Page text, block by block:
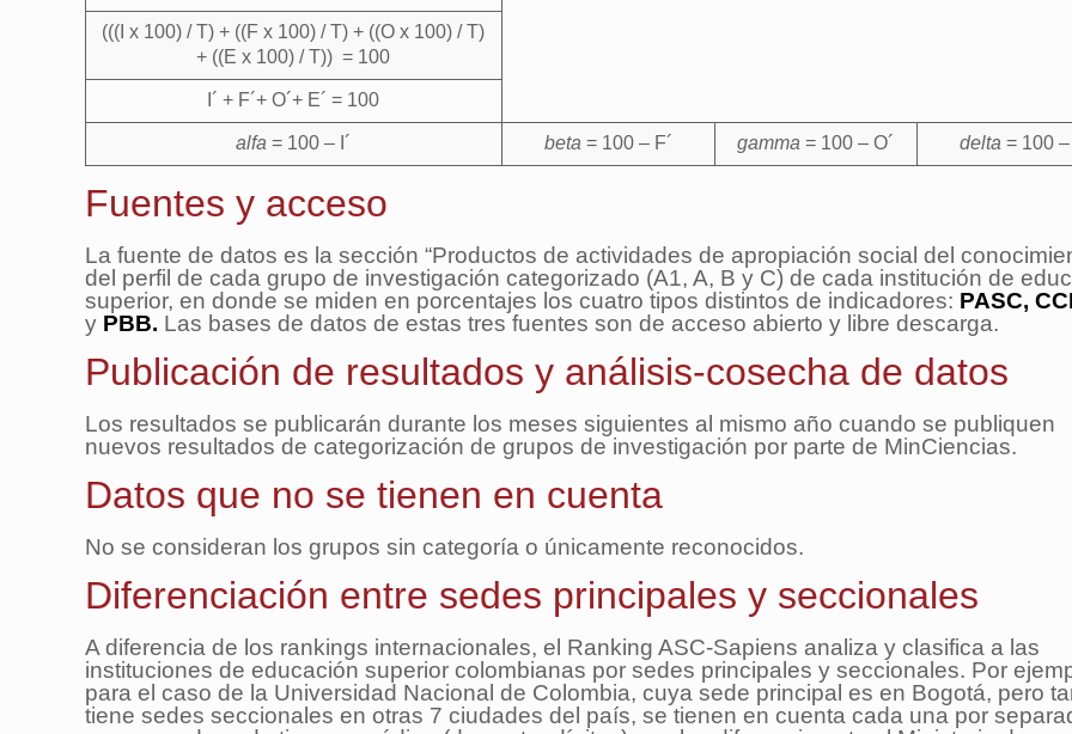
(((I x 100) / T) + ((F x 100) / T) + ((O x 100) / T)
+ ((E x 100) / T)) = 100
I´ + F´+ O´+ E´ = 100
alfa = 100 – I´ beta = 100 – F´ gamma = 100 – O´ delta = 100 –
Fuentes y acceso
La fuente de datos es la sección “Productos de actividades de apropiación social del
del perfil de cada grupo de investigación categorizado (A1, A, B y C) de cada institución de
superior, en donde se miden en porcentajes los cuatro tipos distintos de indicadores: PASC,
y PBB. Las bases de datos de estas tres fuentes son de acceso abierto y libre descarga.
Publicación de resultados y análisis-cosecha de datos
Los resultados se publicarán durante los meses siguientes al mismo año cuando se publiquen
nuevos resultados de categorización de grupos de investigación por parte de MinCiencias.
Datos que no se tienen en cuenta
No se consideran los grupos sin categoría o únicamente reconocidos.
Diferenciación entre sedes principales y seccionales
A diferencia de los rankings internacionales, el Ranking ASC-Sapiens analiza y clasifica a las
instituciones de educación superior colombianas por sedes principales y seccionales. Por
para el caso de la Universidad Nacional de Colombia, cuya sede principal es en Bogotá, pero
tiene sedes seccionales en otras 7 ciudades del país, se tienen en cuenta cada una por